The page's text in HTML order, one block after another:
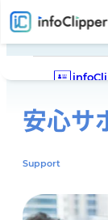
安心サ
Support
導入ステ
Web
募集 入試
サービ